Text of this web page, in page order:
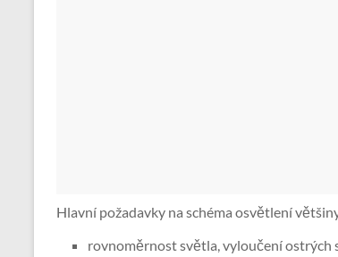
Hlavní požadavky na schéma osvětlení
rovnoměrnost světla, vyloučení ostrých